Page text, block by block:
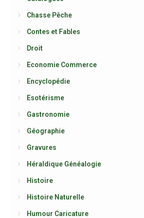
Chasse Pêche
Contes et Fables
Droit
Economie Commerce
Encyclopédie
Esotérisme
Gastronomie
Géographie
Gravures
Héraldique Généalogie
Histoire
Histoire Naturelle
Humour Caricature